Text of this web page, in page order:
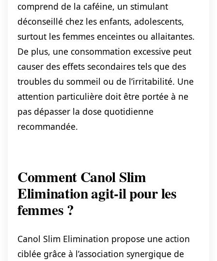
comprend de la caféine, un stimulant
déconseillé chez les enfants, adolescents,
surtout les femmes enceintes ou allaitantes.
De plus, une consommation excessive peut
causer des effets secondaires tels que des
troubles du sommeil ou de l’irritabilité. Une
attention particulière doit être portée à ne
pas dépasser la dose quotidienne
recommandée.
Comment Canol Slim
Elimination agit-il pour les
femmes ?
Canol Slim Elimination propose une action
ciblée grâce à l’association synergique de